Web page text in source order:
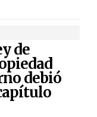
de
debió